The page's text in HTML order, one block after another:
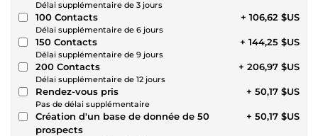
Délai supplémentaire de 3 jours
100 Contacts
Délai supplémentaire de 6 jours
+ 106,62 $US
150 Contacts
Délai supplémentaire de 9 jours
+ 144,25 $US
200 Contacts
Délai supplémentaire de 12 jours
+ 206,97 $US
Rendez-vous pris
Pas de délai supplémentaire
+ 50,17 $US
Création d'un base de donnée de 50
prospects
+ 50,17 $US